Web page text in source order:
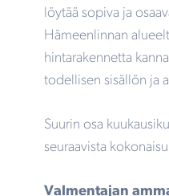
löytää sopiva ja
Hämeenlinnan
hintarakennetta
todellisen sisällön ja
Suurin osa
seuraavista
Valmentajan